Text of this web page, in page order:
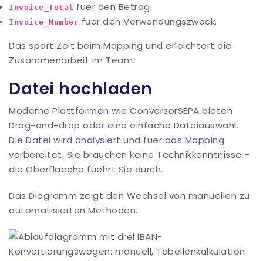
Invoice_Total fuer den Betrag.
Invoice_Number fuer den Verwendungszweck.
Das spart Zeit beim Mapping und erleichtert die
Zusammenarbeit im Team.
Datei hochladen
Moderne Plattformen wie ConversorSEPA bieten
Drag-and-drop oder eine einfache Dateiauswahl.
Die Datei wird analysiert und fuer das Mapping
vorbereitet. Sie brauchen keine Technikkenntnisse –
die Oberflaeche fuehrt Sie durch.
Das Diagramm zeigt den Wechsel von manuellen zu
automatisierten Methoden.